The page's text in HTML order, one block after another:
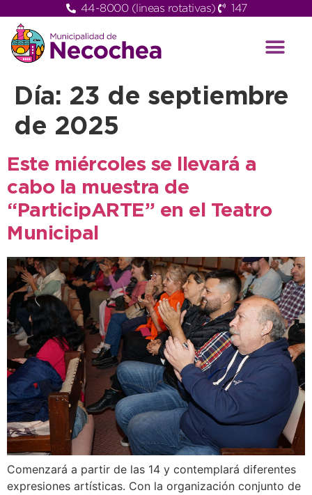
44-8000 (lineas rotativas) 147
Día: 23 de septiembre
de 2025
Este miércoles se llevará a
cabo la muestra de
“ParticipARTE” en el Teatro
Municipal
Comenzará a partir de las 14 y contemplará diferentes
expresiones artísticas. Con la organización conjunto de